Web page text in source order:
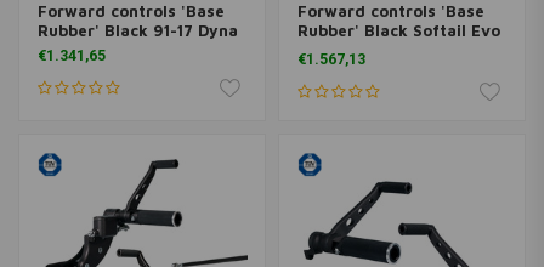
Forward controls 'Base
Rubber' Black 91-17 Dyna
€1.341,65
Forward controls 'Base
Rubber' Black Softail Evo
84-99
€1.567,13